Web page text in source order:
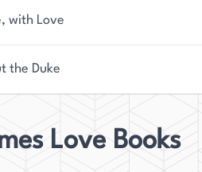
with Love
the Duke
Love Books